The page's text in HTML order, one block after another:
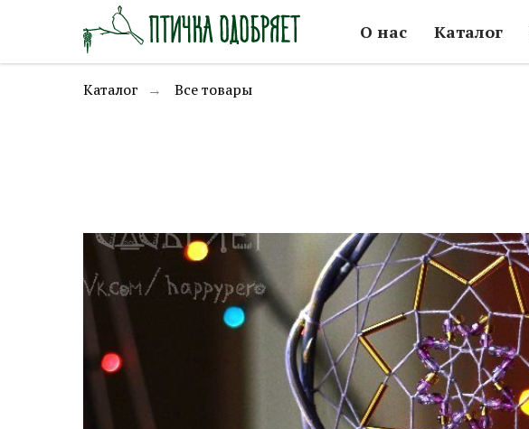
О нас Каталог
Каталог → Все товары